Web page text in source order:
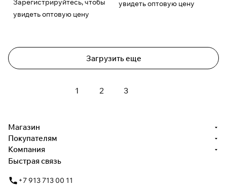
Зарегистрируйтесь, чтобы
увидеть оптовую цену
увидеть оптовую цену
Загрузить еще
1 2 3
Магазин
Покупателям
Компания
Быстрая связь
+7 913 713 00 11